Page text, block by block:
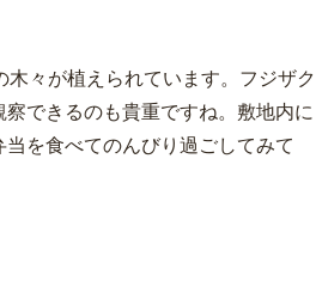
々が植えられています。フジザク
できるのも貴重ですね。敷地内に
を食べてのんびり過ごしてみて